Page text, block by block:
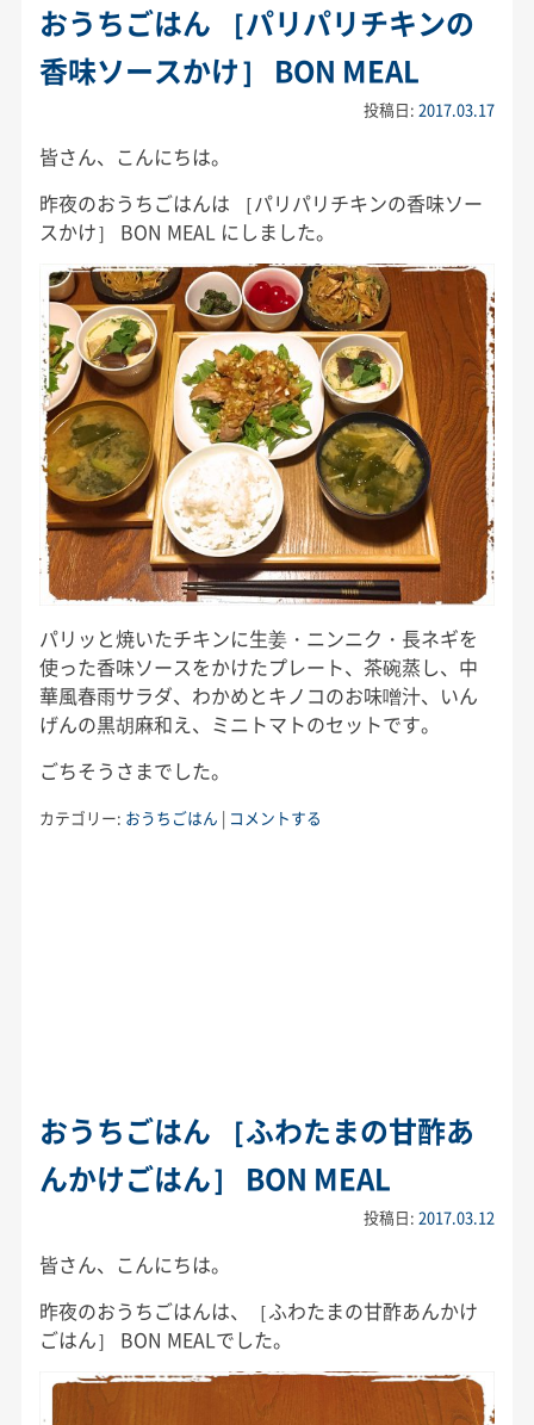
おうちごはん ［パリパリチキンの
香味ソースかけ］ BON MEAL
投稿日:2017.03.17
皆さん、こんにちは。
昨夜のおうちごはんは ［パリパリチキンの香味ソー
スかけ］ BON MEAL にしました。
パリッと焼いたチキンに生姜・ニンニク・長ネギを
使った香味ソースをかけたプレート、茶碗蒸し、中
華風春雨サラダ、わかめとキノコのお味噌汁、いん
げんの黒胡麻和え、ミニトマトのセットです。
ごちそうさまでした。
カテゴリー: おうちごはん | コメントする
おうちごはん ［ふわたまの甘酢あ
んかけごはん］ BON MEAL
投稿日:2017.03.12
皆さん、こんにちは。
昨夜のおうちごはんは、［ふわたまの甘酢あんかけ
ごはん］ BON MEALでした。